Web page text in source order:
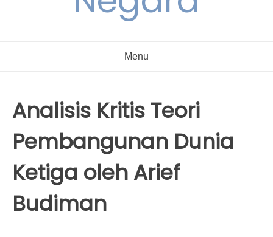
Menu
Analisis Kritis Teori
Pembangunan Dunia
Ketiga oleh Arief
Budiman